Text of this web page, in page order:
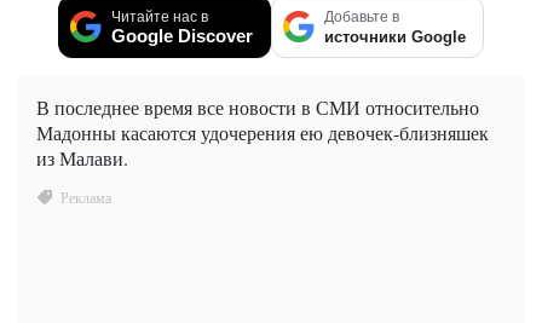
Читайте нас в
Google Discover
Добавьте в
источники Google
В последнее время все новости в СМИ относительно
Мадонны касаются удочерения ею девочек-близняшек
из Малави.